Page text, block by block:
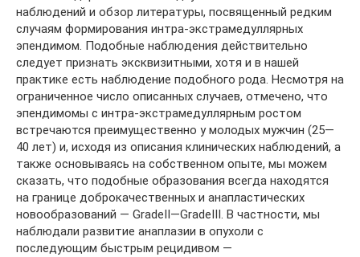
наблюдений и обзор литературы, посвященный редким
случаям формирования интра-экстрамедуллярных
эпендимом. Подобные наблюдения действительно
следует признать эксквизитными, хотя и в нашей
практике есть наблюдение подобного рода. Несмотря на
ограниченное число описанных случаев, отмечено, что
эпендимомы с интра-экстрамедуллярным ростом
встречаются преимущественно у молодых мужчин (25—
40 лет) и, исходя из описания клинических наблюдений, а
также основываясь на собственном опыте, мы можем
сказать, что подобные образования всегда находятся
на границе доброкачественных и анапластических
новообразований — GradeII—GradeIII. В частности, мы
наблюдали развитие анаплазии в опухоли с
последующим быстрым рецидивом —